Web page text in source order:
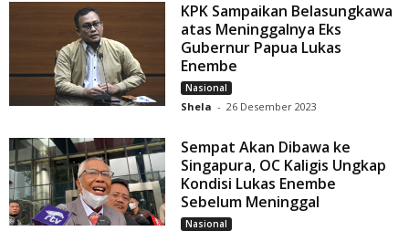
KPK Sampaikan Belasungkawa
atas Meninggalnya Eks
Gubernur Papua Lukas
Enembe
Nasional
Shela - 26 Desember 2023
Sempat Akan Dibawa ke
Singapura, OC Kaligis Ungkap
Kondisi Lukas Enembe
Sebelum Meninggal
Nasional